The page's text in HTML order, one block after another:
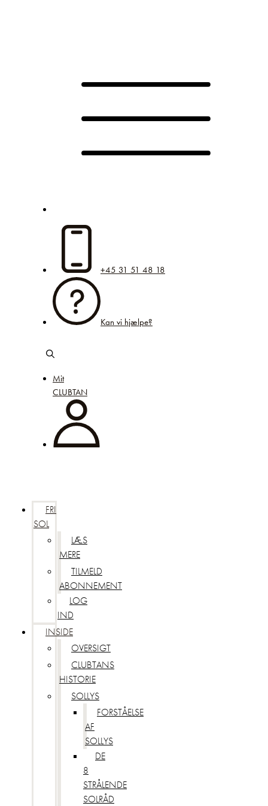
+45 31 51 48 18
Kan vi hjælpe?
Mit
CLUBTAN
FRI
SOL
LÆS
MERE
TILMELD
ABONNEMENT
LOG
IND
INSIDE
OVERSIGT
CLUBTANS
HISTORIE
SOLLYS
FORSTÅELSE
AF
SOLLYS
DE
8
STRÅLENDE
SOLRÅD